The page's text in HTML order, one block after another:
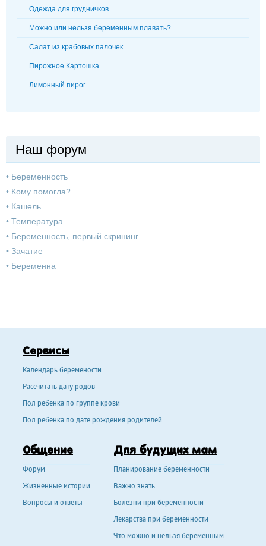
Одежда для грудничков
Можно или нельзя беременным плавать?
Салат из крабовых палочек
Пирожное Картошка
Лимонный пирог
Наш форум
• Беременность
• Кому помогла?
• Кашель
• Температура
• Беременность, первый скрининг
• Зачатие
• Беременна
Сервисы
Календарь беремености
Рассчитать дату родов
Пол ребенка по группе крови
Пол ребенка по дате рождения родителей
Общение
Форум
Жизненные истории
Вопросы и ответы
Для будущих мам
Планирование беременности
Важно знать
Болезни при беременности
Лекарства при беременности
Что можно и нельзя беременным